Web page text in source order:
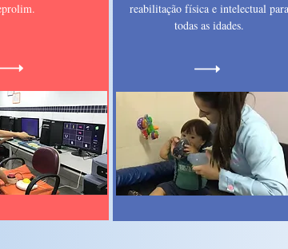
reabilitação física e intelectual para
todas as idades.